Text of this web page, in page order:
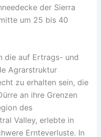
der Sierra
um 25 bis 40
die auf Ertrags- und
Agrarstruktur
zu erhalten sein, die
an ihre Grenzen
des
Valley, erlebte in
Ernteverluste. In